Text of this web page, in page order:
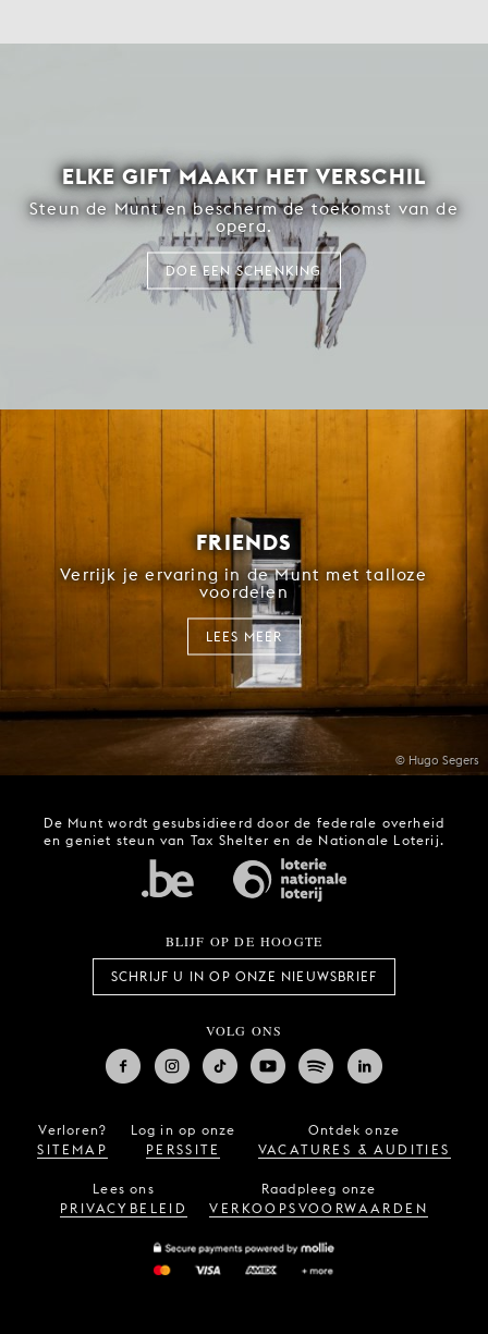
ELKE GIFT MAAKT HET VERSCHIL
Steun de Munt en bescherm de toekomst van de
opera.
DOE EEN SCHENKING
© Hugo Segers
FRIENDS
Verrijk je ervaring in de Munt met talloze
voordelen
LEES MEER
De Munt wordt gesubsidieerd door de federale overheid
en geniet steun van Tax Shelter en de Nationale Loterij.
BLIJF OP DE HOOGTE
SCHRIJF U IN OP ONZE NIEUWSBRIEF
VOLG ONS
Verloren?
SITEMAP
Log in op onze
PERSSITE
Ontdek onze
VACATURES & AUDITIES
Lees ons
PRIVACYBELEID
Raadpleeg onze
VERKOOPSVOORWAARDEN